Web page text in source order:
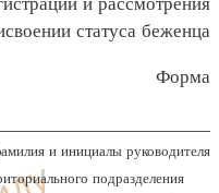
статуса беженца
Форма
и инициалы руководителя
подразделения